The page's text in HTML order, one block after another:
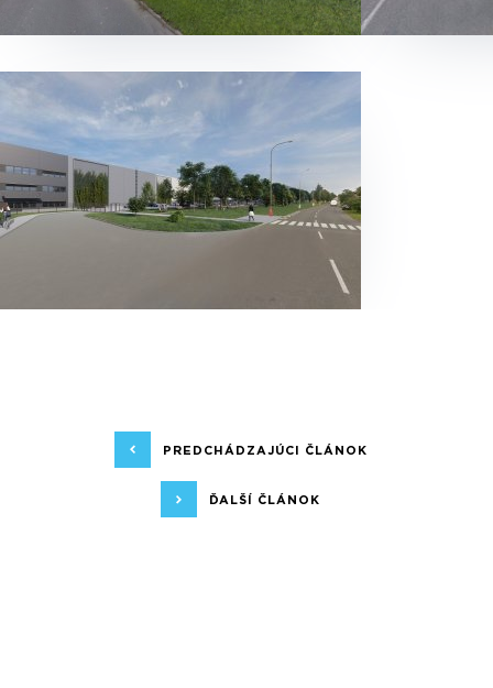
PREDCHÁDZAJÚCI ČLÁNOK
ĎALŠÍ ČLÁNOK